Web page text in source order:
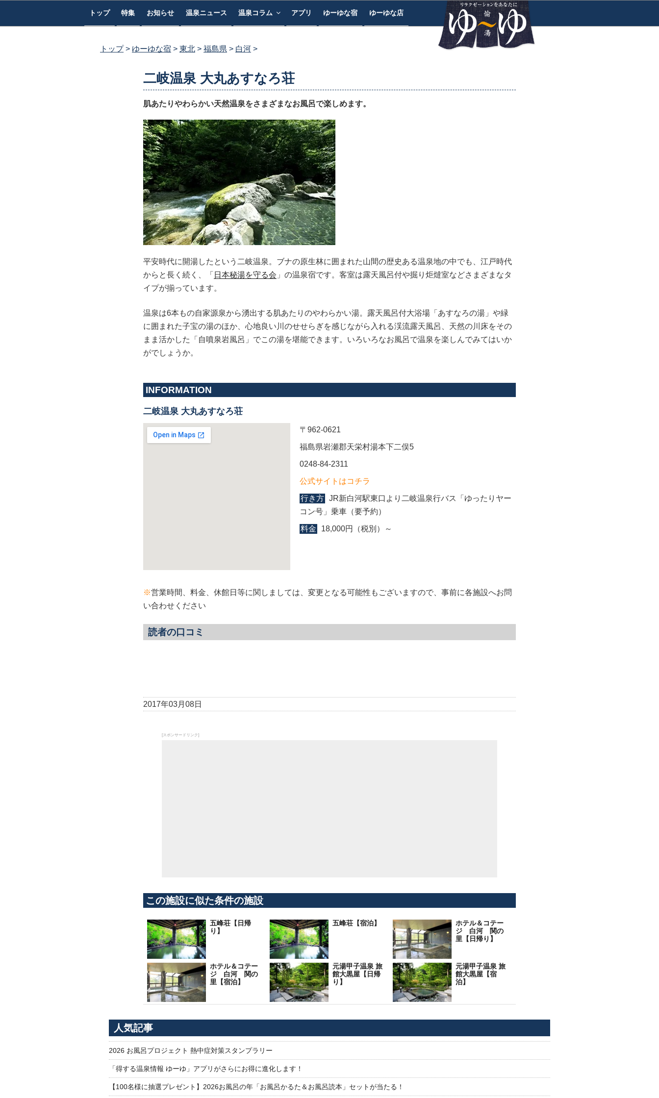
トップ 特集 お知らせ 温泉ニュース 温泉コラム アプリ ゆーゆな宿 ゆーゆな店
トップ ゆーゆな宿 東北 福島県 白河
二岐温泉 大丸あすなろ荘
肌あたりやわらかい天然温泉をさまざまなお風呂で楽しめます。
平安時代に開湯したという二岐温泉。ブナの原生林に囲まれた山間の歴史ある温泉地の中でも、江戸時代
からと長く続く、「 日本秘湯を守る会 」の温泉宿です。客室は露天風呂付や掘り炬燵室などさまざまなタ
イプが揃っています。
温泉は6本もの自家源泉から湧出する肌あたりのやわらかい湯。露天風呂付大浴場「あすなろの湯」や緑
に囲まれた子宝の湯のほか、心地良い川のせせらぎを感じながら入れる渓流露天風呂、天然の川床をその
まま活かした「自噴泉岩風呂」でこの湯を堪能できます。いろいろなお風呂で温泉を楽しんでみてはいか
がでしょうか。
INFORMATION
二岐温泉 大丸あすなろ荘
〒962-0621
福島県岩瀬郡天栄村湯本下二俣5
0248-84-2311
公式サイトはコチラ
行き方
JR新白河駅東口より二岐温泉行バス「ゆったりヤー
コン号」乗車（要予約）
料金 18,000円（税別）～
※営業時間、料金、休館日等に関しましては、変更となる可能性もございますので、事前に各施設へお問
い合わせください
読者の口コミ
2017年03月08日
[スポンサードリンク]
この施設に似た条件の施設
五峰荘【日帰
り】
五峰荘【宿泊】
ホテル＆コテー
ジ 白河 関の
里【日帰り】
ホテル＆コテー
ジ 白河 関の
里【宿泊】
元湯甲子温泉 旅
館大黒屋【日帰
り】
元湯甲子温泉 旅
館大黒屋【宿
泊】
人気記事
2026 お風呂プロジェクト 熱中症対策スタンプラリー
「得する温泉情報 ゆーゆ」アプリがさらにお得に進化します！
【100名様に抽選プレゼント】2026お風呂の年「お風呂かるた＆お風呂読本」セットが当たる！